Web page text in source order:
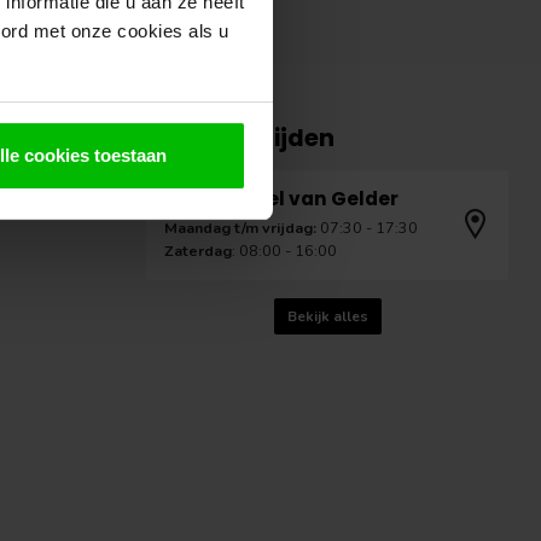
met onze cookies als u
cookies toestaan
Openingstijden
Houthandel van Gelder
Maandag t/m vrijdag: 07:30 - 17:30
Zaterdag: 08:00 - 16:00
Bekijk alles